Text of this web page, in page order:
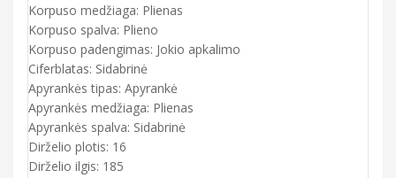
Korpuso medžiaga: Plienas
Korpuso spalva: Plieno
Korpuso padengimas: Jokio apkalimo
Ciferblatas: Sidabrinė
Apyrankės tipas: Apyrankė
Apyrankės medžiaga: Plienas
Apyrankės spalva: Sidabrinė
Dirželio plotis: 16
Dirželio ilgis: 185